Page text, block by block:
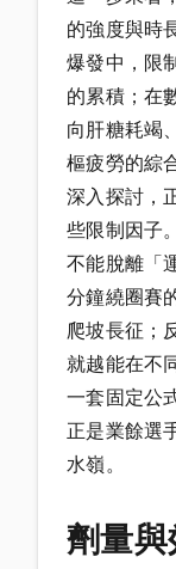
的強度與時
爆發中，限
的累積；在
向肝糖耗竭
樞疲勞的綜
深入探討，
些限制因子
不能脫離「
分鐘繞圈賽
爬坡長征；
就越能在不
一套固定公
正是業餘選
水嶺。
劑量